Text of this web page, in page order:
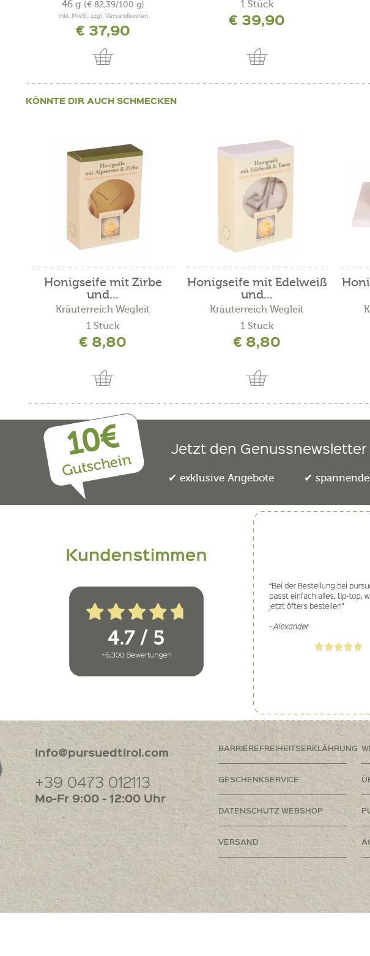
46 g (€ 82,39/100 g)
inkl. MwSt. zzgl. Versandkosten
€ 37,90
1 Stück
€ 39,90
KÖNNTE DIR AUCH SCHMECKEN
Honigseife mit Zirbe
und...
Kräuterreich Wegleit
1 Stück
€ 8,80
Honigseife mit Edelweiß
und...
Kräuterreich Wegleit
1 Stück
€ 8,80
10€
Gutschein
Jetzt den
exklusive Angebote
info@pursuedtirol.com
+39 0473 012113
Mo-Fr 9:00 - 12:00 Uhr
BARRIEREFREIHEITSERKLÄHRUNG
GESCHENKSERVICE
DATENSCHUTZ WEBSHOP
VERSAND